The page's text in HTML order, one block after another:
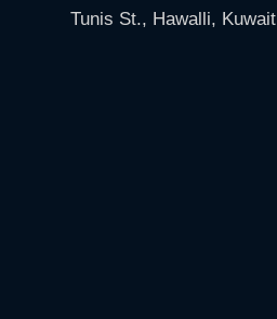
Tunis St., Hawalli, Kuwait